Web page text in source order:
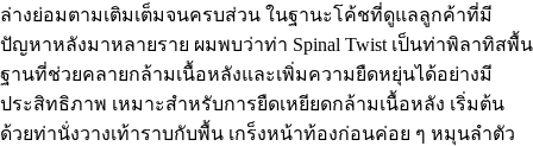
ล่างย่อมตามเติมเต็มจนครบส่วน ในฐานะโค้ชที่ดูแลลูกค้าที่มี
ปัญหาหลังมาหลายราย ผมพบว่าท่า Spinal Twist เป็นท่าพิลาทิสพื้น
ฐานที่ช่วยคลายกล้ามเนื้อหลังและเพิ่มความยืดหยุ่นได้อย่างมี
ประสิทธิภาพ เหมาะสำหรับการยืดเหยียดกล้ามเนื้อหลัง เริ่มต้น
ด้วยท่านั่งวางเท้าราบกับพื้น เกร็งหน้าท้องก่อนค่อย ๆ หมุนลำตัว